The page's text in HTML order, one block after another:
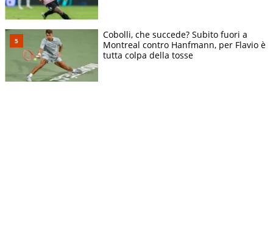
Cobolli, che succede? Subito fuori a
Montreal contro Hanfmann, per Flavio è
tutta colpa della tosse